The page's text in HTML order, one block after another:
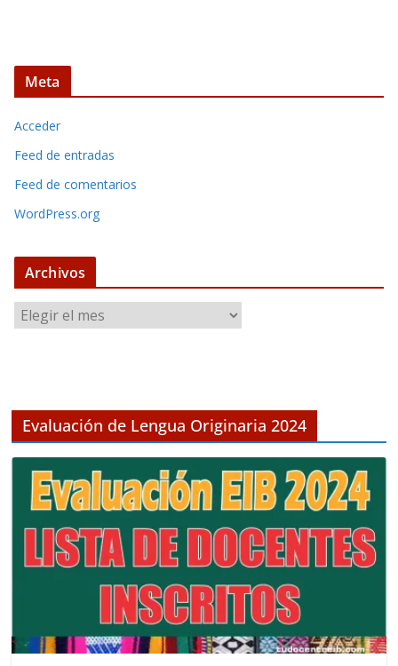
Meta
Acceder
Feed de entradas
Feed de comentarios
WordPress.org
Archivos
r
o
Evaluación de Lengua Originaria 2024